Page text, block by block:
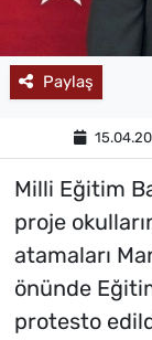
Paylaş
Milli Eğitim
proje
atamaları
önünde
protesto